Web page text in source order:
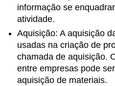
informação se
atividade.
Aquisição: A aquisição
usadas na criação de
chamada de aquisição.
entre empresas pode
aquisição de materiais.